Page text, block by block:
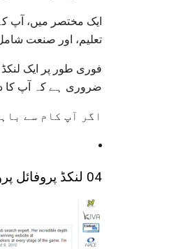
ایک مختصر میں، آپ
تعلیم، اور صنعت
فوری طور پر ایک لنکڈ
ضروری ہے کہ آپ کا
اگر آپ کام سے
04 لنکڈ پروفائل پروفائلز